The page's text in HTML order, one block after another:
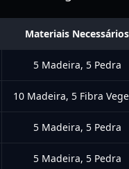
Materiais Necessários
5 Madeira, 5 Pedra
10 Madeira, 5 Fibra
5 Madeira, 5 Pedra
5 Madeira, 5 Pedra